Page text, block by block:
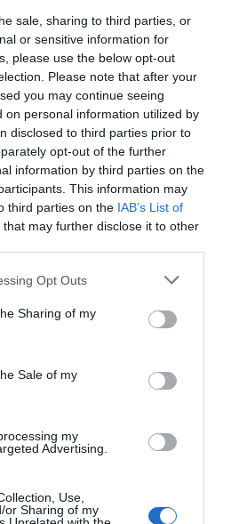
sale, sharing to third parties, or
or sensitive information for
please use the below opt-out
Please note that after your
you may continue seeing
on personal information utilized by
disclosed to third parties prior to
opt-out of the further
information by third parties on the
This information may
third parties on the IAB’s List of
that may further disclose it to other
app uses one or more Google
behaviour. You may click to
and its third-party tags to
purposes in below Google
Opt Outs
Sharing of my
Sale of my
my
Advertising.
Use,
or Sharing of my
δεν λύνεται” –
του Καραϊβάζ, τι
για τον Γιάννη Λάλα
δολοφονίας εις βάρος